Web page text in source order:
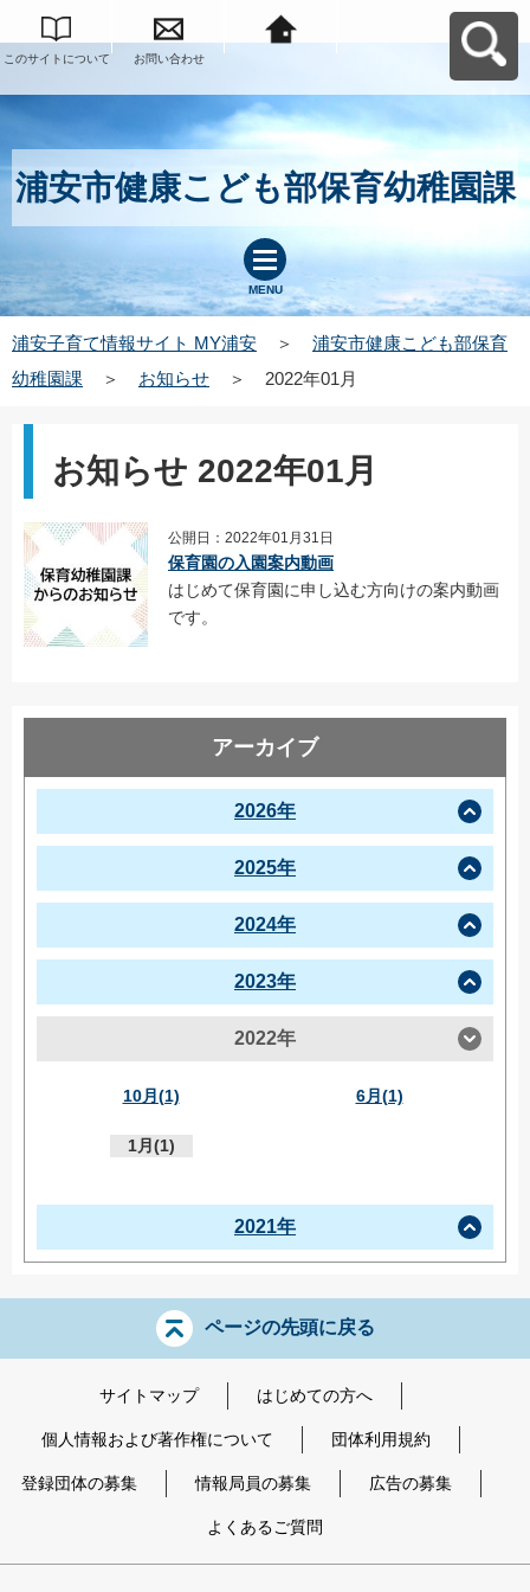
このサイトについて お問い合わせ
浦安市健康こども部保育幼稚園課
MENU
浦安子育て情報サイト MY浦安 ＞
浦安市健康こども部保育
幼稚園課
＞ お知らせ ＞ 2022年01月
お知らせ 2022年01月
公開日：2022年01月31日
保育園の入園案内動画
はじめて保育園に申し込む方向けの案内動画
です。
アーカイブ
2026年
2025年
2024年
2023年
2022年
10月(1) 6月(1)
1月(1)
2021年
ページの先頭に戻る
サイトマップ はじめての方へ
個人情報および著作権について 団体利用規約
登録団体の募集 情報局員の募集 広告の募集
よくあるご質問